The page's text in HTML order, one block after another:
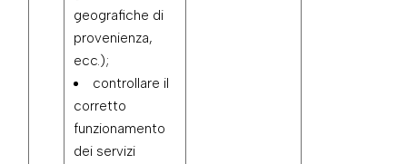
geografiche di
provenienza,
ecc.);
controllare il
corretto
funzionamento
dei servizi